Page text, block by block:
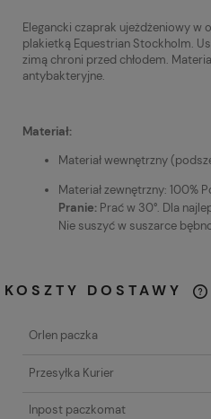
Elegancki czaprak ujeżdżeniowy w
plakietką Equestrian Stockholm.
zimą chroni przed chłodem.
antybakteryjne.
Materiał:
Materiał wewnętrzny
Materiał zewnętrzny: 100%
Pranie: Prać w 30°. Dla
Nie suszyć w suszarce
KOSZTY DOSTAWY
Orlen paczka
Przesyłka Kurier
Inpost paczkomat